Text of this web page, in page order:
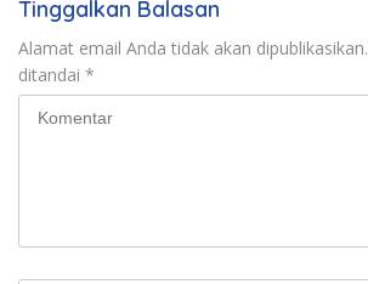
Tinggalkan Balasan
Alamat email Anda tidak akan dipublikasikan.
ditandai *